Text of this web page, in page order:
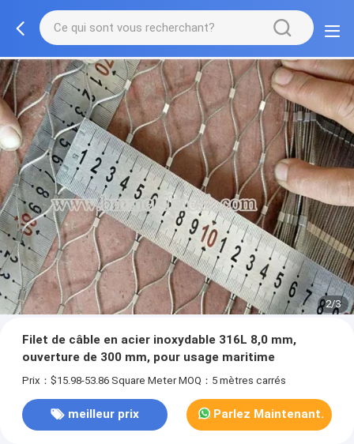
2/3
Filet de câble en acier inoxydable 316L 8,0 mm,
ouverture de 300 mm, pour usage maritime
Prix：$15.98-53.86 Square Meter MOQ：5 mètres carrés
meilleur prix Parlez Maintenant.